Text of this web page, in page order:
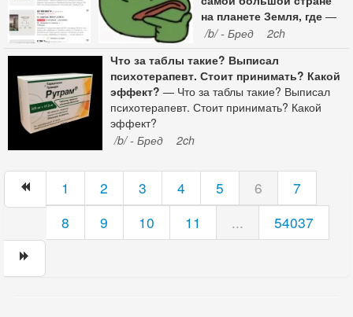
на планете Земля, где—
Может кто-нибудь без
поросячьего визга
объяснить почему в самой
большой стране на
планете Земля, где 70%
территории вообще не
блять не какие-то
особняки, а обычные
панельки, со всеми их
недостатками. Как это
работает? И самый
/b/ - Бред
2ch
Что за таблы такие? Выписал
психотерапевт. Стоит принимать? Какой
эффект? — Что за таблы такие? Выписал
психотерапевт. Стоит принимать? Какой
эффект?
/b/ - Бред
2ch
1 2 3 4 5 6
7
8
9 10 11 ... 54037